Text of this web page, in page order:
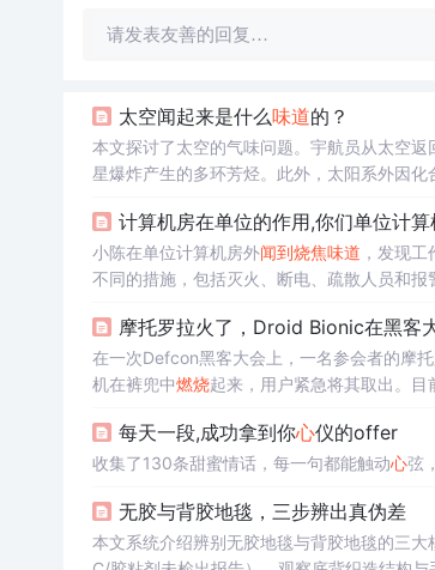
请发表友善的回复…
太空闻起来是什么味道的？
本文探讨了太空的气味问题。宇航员从太空
星爆炸产生的多环芳烃。此外，太阳系外因化
计算机房在单位的作用,你们单位计
小陈在单位计算机房外闻到烧焦味道 ，发现
不同的措施，包括灭火、断电、疏散人员和
摩托罗拉火了，Droid Bionic在黑客
在一次Defcon黑客大会上，一名参会者的摩
机在裤兜中燃烧起来，用户紧急将其取出。目
每天一段,成功拿到你心仪的offer
收集了130条甜蜜情话，每一句都能触动心弦
无胶与背胶地毯，三步辨出真伪差
本文系统介绍辨别无胶地毯与背胶地毯的三大